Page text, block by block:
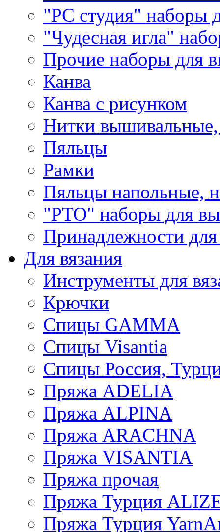
"РС студия" наборы
"Чудесная игла"
Прочие наборы для
Канва
Канва с рисунком
Нитки
Пяльцы
Рамки
Пяльцы напольные,
"РТО" наборы для
Принадлежности
Для вязания
Инструменты для
Крючки
Спицы GAMMA
Спицы Visantia
Спицы Россия,
Пряжа ADELIA
Пряжа ALPINA
Пряжа ARACHNA
Пряжа VISANTIA
Пряжа прочая
Пряжа Турция
Пряжа Турция